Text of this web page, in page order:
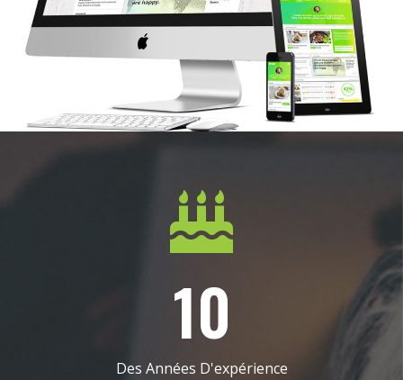
10
Des Années D'expérience